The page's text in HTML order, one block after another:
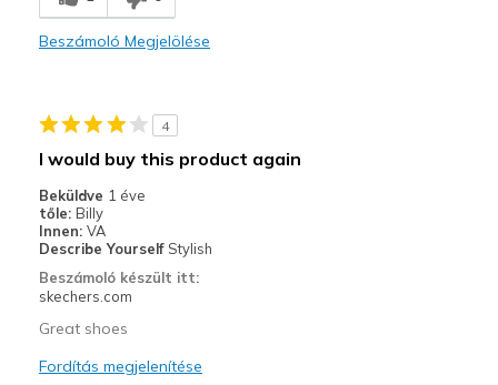
Comfortable
Casual Wear
Travel
Width
Feels too narrow
Sizing
View On Shoes
Beszámoló Megjelölése
4
I would buy this product again
Beküldve 1 éve
tőle: Billy
Innen: VA
Describe Yourself Stylish
Beszámoló készült itt:
skechers.com
Great shoes
Fordítás megjelenítése